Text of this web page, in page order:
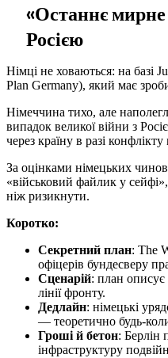
«Останнє
Росією
Німці не ховаються: на базі
Plan Germany), який має
Німеччина тихо, але
випадок великої війни з
через країну в разі
За оцінками німецьких
«військовий файлик у
ніж ризикнути.
Коротко:
Секретний план: The
офіцерів бундесверу
Сценарій: план описує
лінії фронту.
Дедлайн: німецькі
— теоретично будь-
Гроші й бетон: Берлін
інфраструктуру